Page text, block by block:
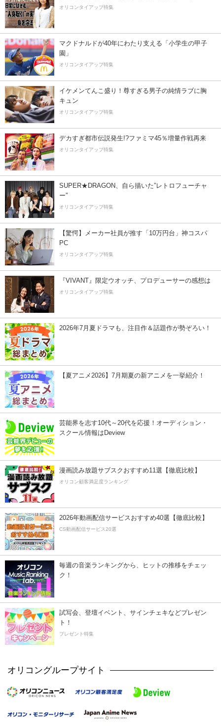
オリコンタイアップ特集
マクドナルドが40年にわたり支える「小学生の甲子
園」
オリコンタイアップ特集
イケメンてんこ盛り！尊すぎる男子の純情ラブに胸
キュン
オリコンタイアップ特集
デカすぎ都市伝説発生!?ファミマ45％増量作戦再来
オリコンタイアップ特集
SUPER★DRAGON、自ら描いた”レトロフューチャ
ー”
オリコンタイアップ特集
【驚愕】メーカー社員が推す「10万円台」神コスパ
PC
オリコンタイアップ特集
『VIVANT』限定ウオッチ、プロデューサーの感想は
オリコンタイアップ特集
2026年7月夏ドラマも、注目作＆話題作が勢ぞろい！
【夏アニメ2026】7月期夏の新アニメを一挙紹介！
芸能界を志す10代～20代を応援！オーディション・
スクール情報はDeview
漫画読み放題サブスクおすすめ11選【徹底比較】
オリコン顧客満足度ランキング
2026年動画配信サービスおすすめ40選【徹底比較】
CS動画配信サービス20選
毎週の音楽ランキングから、ヒットの推移をチェッ
ク！
試写会、登壇イベント、サインチェキなどプレゼン
ト！
プレゼント特集
オリコングループサイト